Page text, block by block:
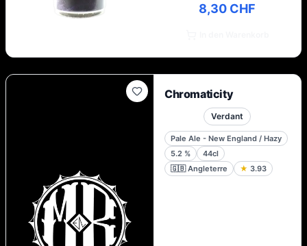
8,30 CHF
Chromaticity
Verdant
Pale Ale - New England / Hazy
5.2 %
44cl
🇬🇧 Angleterre ★ 3.93